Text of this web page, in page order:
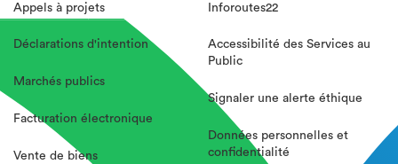
Appels à projets
Déclarations d'intention
Marchés publics
Facturation électronique
Vente de biens
Inforoutes22
Accessibilité des Services au
Public
Signaler une alerte éthique
Données personnelles et
confidentialité